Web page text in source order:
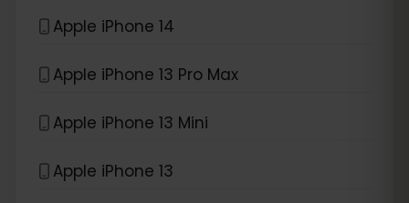
Apple iPhone 14
Apple iPhone 13 Pro Max
Apple iPhone 13 Mini
Apple iPhone 13